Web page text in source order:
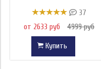
37
от 2633 руб
4999 руб
Купить